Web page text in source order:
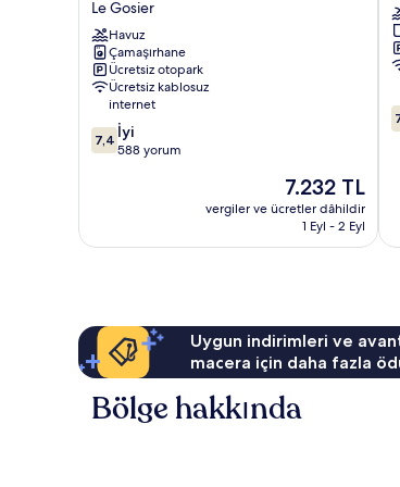
le
Salako
Le
Gosier
Le Gosier
Havuz
Çamaşırhane
Ücretsiz otopark
Ücretsiz kablosuz
internet
10
üzerinden
7,4 İyi
588 yorum
Güncel
fiyat:
7.232 TL
7.232 TL
vergiler ve ücretler dâhildir
1 Eyl - 2 Eyl
Uygun indirimleri ve
macera için daha fazla
Bölge hakkında